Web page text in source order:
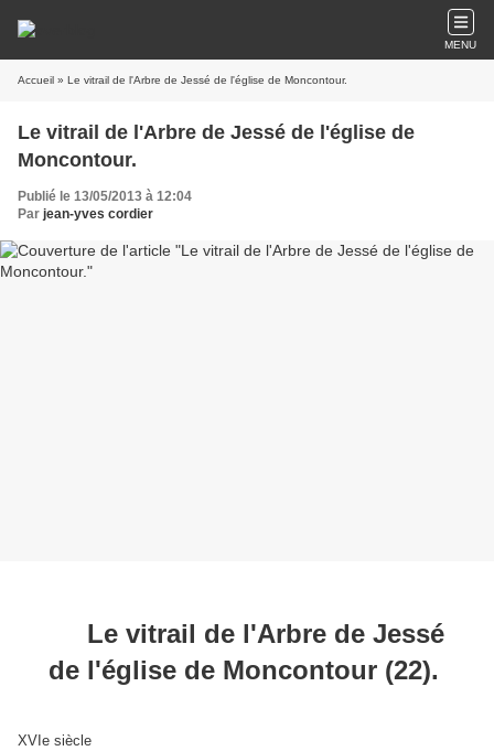
MENU
Accueil » Le vitrail de l'Arbre de Jessé de l'église de Moncontour.
Le vitrail de l'Arbre de Jessé de l'église de
Moncontour.
Publié le 13/05/2013 à 12:04
Par jean-yves cordier
Le vitrail de l'Arbre de Jessé
de l'église de Moncontour (22).
XVIe siècle